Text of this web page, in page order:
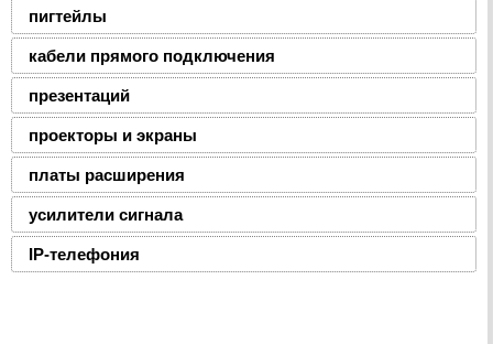
пигтейлы
кабели прямого подключения
презентаций
проекторы и экраны
платы расширения
усилители сигнала
IP-телефония